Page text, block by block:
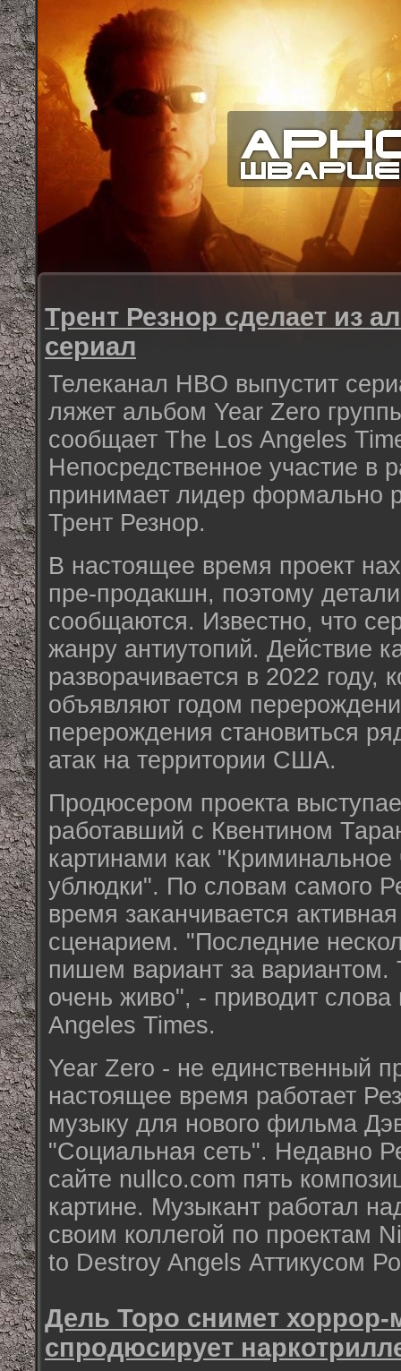
Трент Резнор сделает из
сериал
Телеканал HBO выпустит
ляжет альбом Year Zero
сообщает The Los Angeles
Непосредственное участие в
принимает лидер формально
Трент Резнор.
В настоящее время проект
пре-продакшн, поэтому
сообщаются. Известно, что
жанру антиутопий. Действие
разворачивается в 2022
объявляют годом
перерождения становиться
атак на территории США.
Продюсером проекта
работавший с Квентином
картинами как
ублюдки". По словам самого
время заканчивается
сценарием. "Последние
пишем вариант за вариантом.
очень живо", - приводит
Angeles Times.
Year Zero - не единственный
настоящее время работает
музыку для нового фильма
"Социальная сеть". Недавно
сайте nullco.com пять
картине. Музыкант работал
своим коллегой по проектам
to Destroy Angels Аттикусом
Дель Торо снимет
спродюсирует